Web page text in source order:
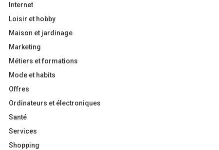
Internet
Loisir et hobby
Maison et jardinage
Marketing
Métiers et formations
Mode et habits
Offres
Ordinateurs et électroniques
Santé
Services
Shopping